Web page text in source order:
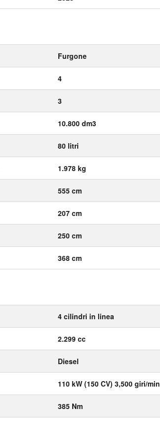
Furgone
4
3
10.800 dm3
80 litri
1.978 kg
555 cm
207 cm
250 cm
368 cm
4 cilindri in linea
2.299 cc
Diesel
110 kW (150 CV) 3,500 giri/min
385 Nm